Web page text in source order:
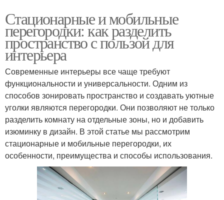
Стационарные и мобильные
перегородки: как разделить
пространство с пользой для
интерьера
Современные интерьеры все чаще требуют
функциональности и универсальности. Одним из
способов зонировать пространство и создавать уютные
уголки являются перегородки. Они позволяют не только
разделить комнату на отдельные зоны, но и добавить
изюминку в дизайн. В этой статье мы рассмотрим
стационарные и мобильные перегородки, их
особенности, преимущества и способы использования.